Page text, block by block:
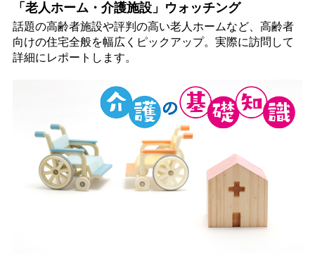
「老人ホーム・介護施設」ウォッチング
話題の高齢者施設や評判の高い老人ホームなど、高齢者
向けの住宅全般を幅広くピックアップ。実際に訪問して
詳細にレポートします。